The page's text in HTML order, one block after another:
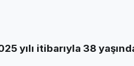
yılı itibarıyla 38